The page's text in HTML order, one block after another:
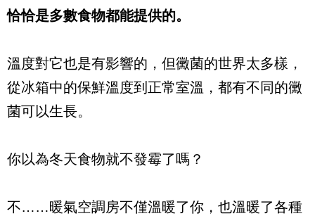
恰恰是多數食物都能提供的。
溫度對它也是有影響的，但黴菌的世界太多樣，
從冰箱中的保鮮溫度到正常室溫，都有不同的黴
菌可以生長。
你以為冬天食物就不發霉了嗎？
不……暖氣空調房不僅溫暖了你，也溫暖了各種